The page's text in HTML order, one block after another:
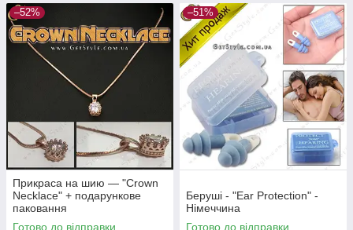
–52%
Прикраса на шию — "Crown
Necklace" + подарункове
паковання
Готово до відправки
–51%
Беруші - "Ear Protection" -
Німеччина
Готово до відправки